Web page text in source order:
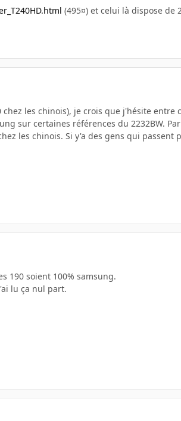
(495¤) et celui là dispose de
les chinois), je crois que j'hésite
sur certaines références du 2232BW.
les chinois. Si y'a des gens qui
190 soient 100% samsung.
lu ça nul part.